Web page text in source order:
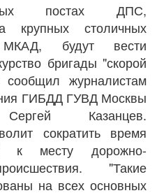
постах ДПС,
крупных столичных
будут вести
бригады "скорой
журналистам
ГИБДД ГУВД Москвы
Казанцев.
сократить время
к месту дорожно-
"Такие
на всех основных